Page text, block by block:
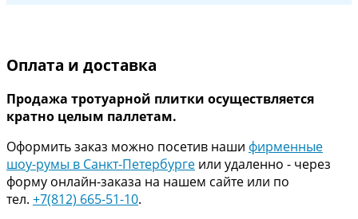
Оплата и доставка
Продажа тротуарной плитки осуществляется
кратно целым паллетам.
Оформить заказ можно посетив наши фирменные
шоу-румы в Санкт-Петербурге или удаленно - через
форму онлайн-заказа на нашем сайте или по
тел. +7(812) 665-51-10.